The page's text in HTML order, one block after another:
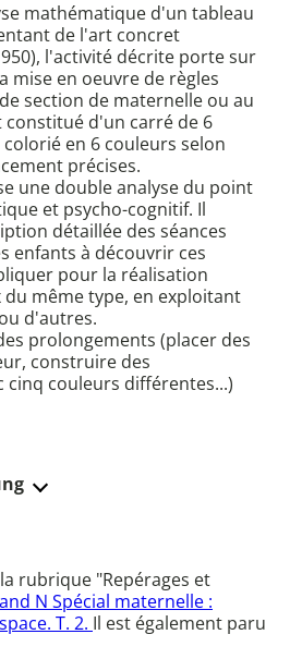
mathématique d'un tableau
de l'art concret
l'activité décrite porte sur
mise en oeuvre de règles
section de maternelle ou au
constitué d'un carré de 6
en 6 couleurs selon
précises.
une double analyse du point
et psycho-cognitif. Il
détaillée des séances
enfants à découvrir ces
pour la réalisation
même type, en exploitant
d'autres.
prolongements (placer des
construire des
cinq couleurs différentes...)
rubrique "Repérages et
N Spécial maternelle :
T. 2. Il est également paru